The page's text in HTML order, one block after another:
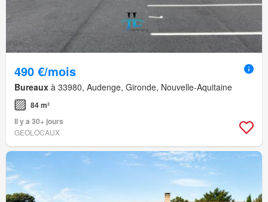
490 €/mois
Bureaux à 33980, Audenge, Gironde, Nouvelle-Aquitaine
84 m²
Il y a 30+ jours
GEOLOCAUX